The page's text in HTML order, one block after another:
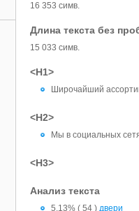
16 353 симв.
Длина текста без
15 033 симв.
<H1>
Широчайший
<H2>
Мы в социальных
<H3>
Анализ текста
5.13% ( 54 )двери